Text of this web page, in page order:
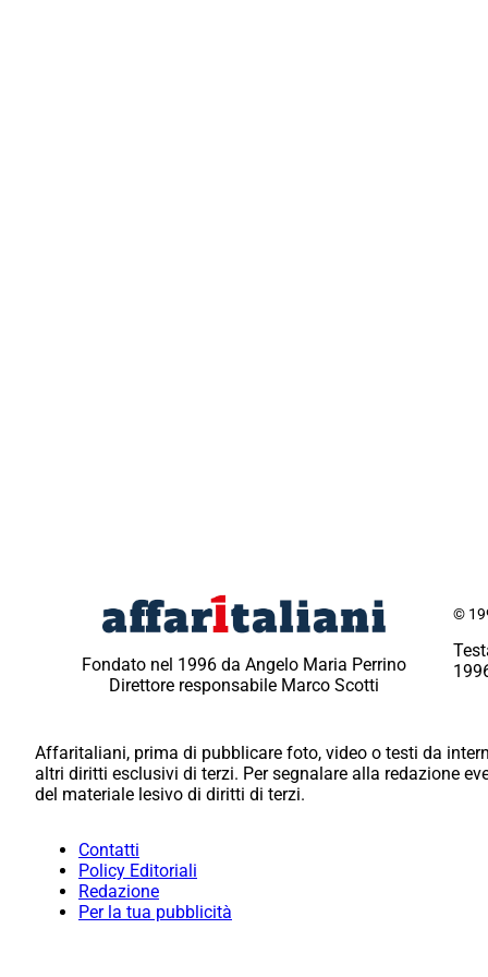
Fondato nel 1996 da Angelo Maria Perrino
Direttore responsabile Marco Scotti
©
Affaritaliani, prima di pubblicare foto, video o testi da
altri diritti esclusivi di terzi. Per segnalare alla redazione
del materiale lesivo di diritti di terzi.
Contatti
Policy Editoriali
Redazione
Per la tua pubblicità